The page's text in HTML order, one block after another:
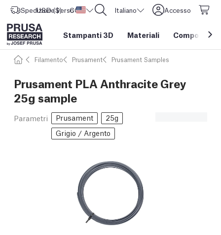
Spedizione verso Stati Uniti d'America
USD ($) CORE One L: Ora disponibile! Italiano Accesso
Stampanti 3D Materiali Componenti
Filamento Prusament Prusament Samples
Prusament PLA Anthracite Grey
25g sample
Parametri Prusament
25g
Grigio / Argento